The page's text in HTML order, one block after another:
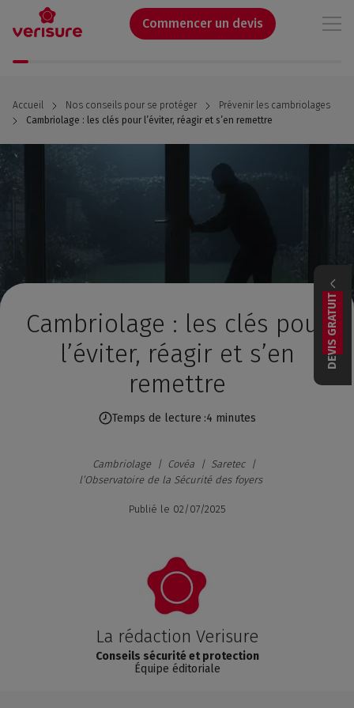
contenu
Commencer un devis
Accueil Nos conseils pour se protéger
Prévenir les cambriolages
Cambriolage : les clés pour l’éviter, réagir et s’en remettre
DEVIS GRATUIT
Cambriolage : les clés pour
l’éviter, réagir et s’en
remettre
Temps de lecture 4 minutes
Cambriolage Covéa
Saretec
l’Observatoire de la Sécurité des foyers
Publié le 02/07/2025
La rédaction Verisure
Conseils sécurité et protection
Équipe éditoriale